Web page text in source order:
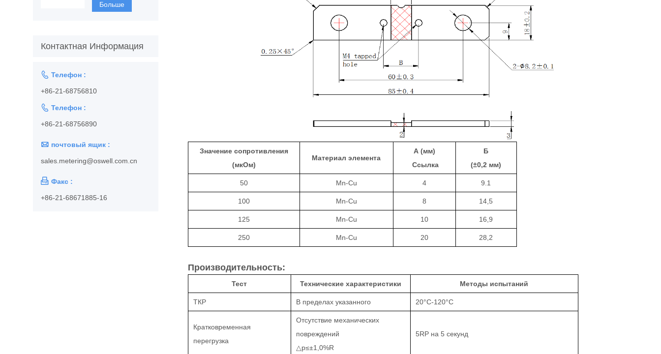
Значение сопротивления
(мкОм)
Материал элемента
А (мм)
Ссылка
Б
(±0,2 мм)
50 Mn-Cu 4 9.1
100 Mn-Cu 8 14,5
125 Mn-Cu 10 16,9
250 Mn-Cu 20 28,2
Производительность:
Тест Технические характеристики Методы испытаний
ТКР В пределах указанного 20°С-120°С
Кратковременная
перегрузка
Отсутствие механических
повреждений
△р≤±1,0%R
5RP на 5 секунд
Больше
Контактная Информация
 Телефон :
+86-21-68756810
 Телефон :
+86-21-68756890
 почтовый ящик :
sales.metering@oswell.com.cn
 Факс :
+86-21-68671885-16